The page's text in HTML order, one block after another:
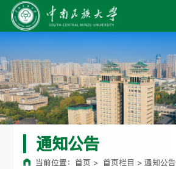
通知公告
当前位置：首页 > 首页栏目 >通知公告